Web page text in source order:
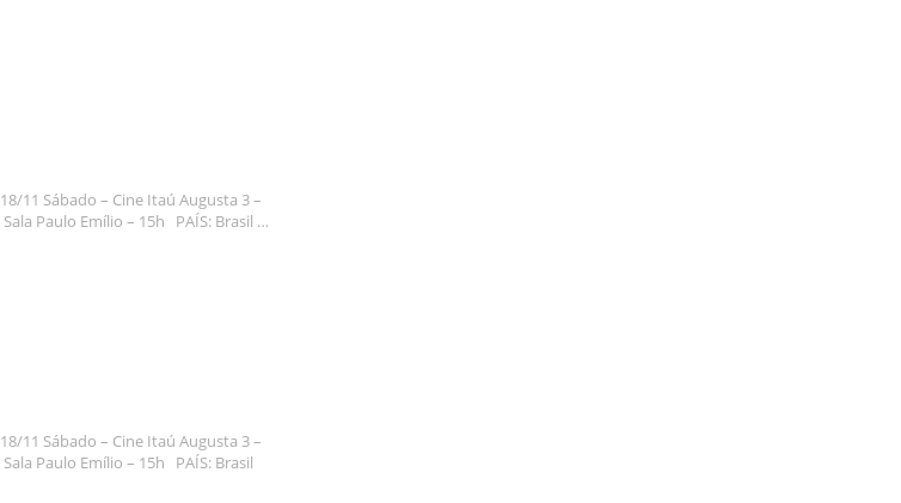
18/11 Sábado – Cine Itaú Augusta 3 –
Sala Paulo Emílio – 15h PAÍS: Brasil …
18/11 Sábado – Cine Itaú Augusta 3 –
Paulo Emílio – 15h PAÍS: Brasil